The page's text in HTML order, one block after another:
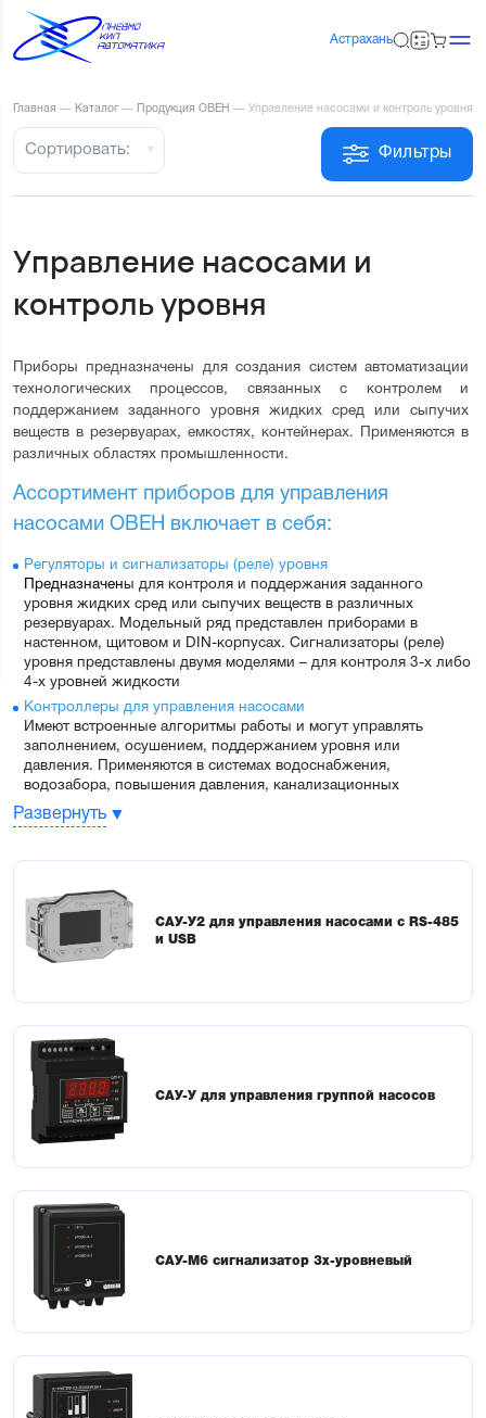
Астрахань
Главная — Каталог — Продукция ОВЕН — Управление насосами и контроль уровня
Фильтры
Сортировать:
Управление насосами и
контроль уровня
Приборы предназначены для создания систем автоматизации
технологических процессов, связанных с контролем и
поддержанием заданного уровня жидких сред или сыпучих
веществ в резервуарах, емкостях, контейнерах. Применяются в
различных областях промышленности.
Ассортимент приборов для управления
насосами ОВЕН включает в себя:
Регуляторы и сигнализаторы (реле) уровня
Предназначены для контроля и поддержания заданного
уровня жидких сред или сыпучих веществ в различных
резервуарах. Модельный ряд представлен приборами в
настенном, щитовом и DIN-корпусах. Сигнализаторы (реле)
уровня представлены двумя моделями – для контроля 3-х либо
4-х уровней жидкости
Контроллеры для управления насосами
Имеют встроенные алгоритмы работы и могут управлять
заполнением, осушением, поддержанием уровня или
давления. Применяются в системах водоснабжения,
водозабора, повышения давления, канализационных
управление насосами. Управляют подающими насосами
насосными группами и насосами совместно с
приборами в настенном, щитовом и DIN-корпусах, а также
прибором, сочетающим в себе кондуктометрический датчик,
регулятор и индикатор
Регуляторы уровня, сигнализаторы (реле) уровня, контроллеры
Развернуть
САУ-У2 для управления насосами с RS-485
и USB
САУ-У для управления группой насосов
САУ-М6 сигнализатор 3х-уровневый